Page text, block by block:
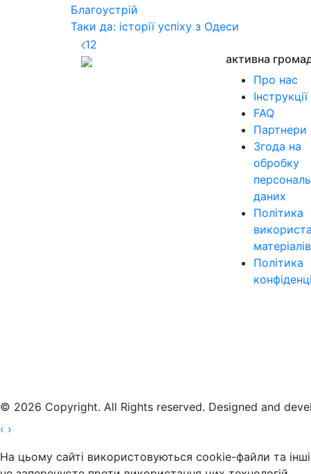
Благоустрій
Таки да: історії успіху з Одеси
12
активна
Про нас
Інструкції
FAQ
Партнери
Згода на
обробку
даних
Політика
Політика
© 2026 Copyright. All Rights reserved. Designed and
‹ ›
На цьому сайті використовуються cookie-файли та